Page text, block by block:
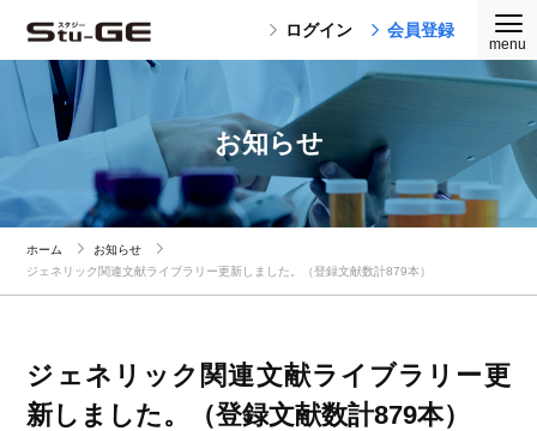
ログイン 会員登録
お知らせ
ホーム
お知らせ
ジェネリック関連文献ライブラリー更新しました。（登録文献数計879本）
ジェネリック関連文献ライブラリー更
新しました。（登録文献数計879本）